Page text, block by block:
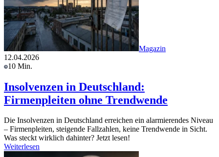
Magazin
12.04.2026
10 Min.
Insolvenzen in Deutschland:
Firmenpleiten ohne Trendwende
Die Insolvenzen in Deutschland erreichen ein alarmierendes Niveau
– Firmenpleiten, steigende Fallzahlen, keine Trendwende in Sicht.
Was steckt wirklich dahinter? Jetzt lesen!
Weiterlesen